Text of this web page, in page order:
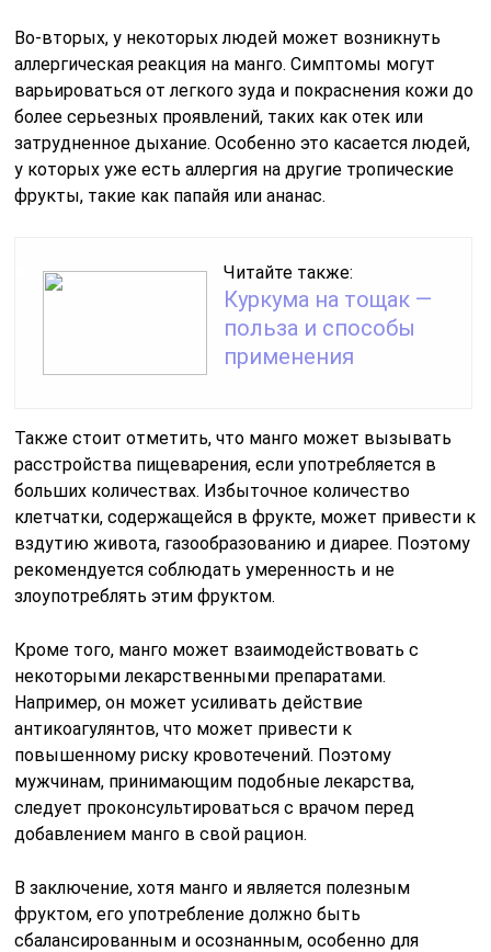
Во-вторых, у некоторых людей может возникнуть
аллергическая реакция на манго. Симптомы могут
варьироваться от легкого зуда и покраснения кожи до
более серьезных проявлений, таких как отек или
затрудненное дыхание. Особенно это касается людей,
у которых уже есть аллергия на другие тропические
фрукты, такие как папайя или ананас.
Читайте также:
Куркума на тощак —
польза и способы
применения
Также стоит отметить, что манго может вызывать
расстройства пищеварения, если употребляется в
больших количествах. Избыточное количество
клетчатки, содержащейся в фрукте, может привести к
вздутию живота, газообразованию и диарее. Поэтому
рекомендуется соблюдать умеренность и не
злоупотреблять этим фруктом.
Кроме того, манго может взаимодействовать с
некоторыми лекарственными препаратами.
Например, он может усиливать действие
антикоагулянтов, что может привести к
повышенному риску кровотечений. Поэтому
мужчинам, принимающим подобные лекарства,
следует проконсультироваться с врачом перед
добавлением манго в свой рацион.
В заключение, хотя манго и является полезным
фруктом, его употребление должно быть
сбалансированным и осознанным, особенно для